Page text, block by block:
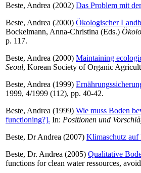
Beste, Andrea (2002) Das Problem mit
Beste, Andrea (2000) Ökologischer
Bockelmann, Anna-Christina (Eds.)
p. 117.
Beste, Andrea (2000) Maintaining
Seoul, Korean Society of Organic
Beste, Andrea (1999)
1999, 4/1999 (112), pp. 40-42.
Beste, Andrea (1999) Wie muss Boden
functioning?]. In: Positionen und
Beste, Dr Andrea (2007) Klimaschutz auf
Beste, Dr. Andrea (2005) Qualitative
functions for clean water ressources,